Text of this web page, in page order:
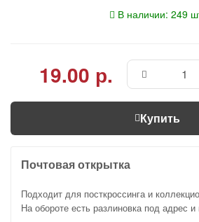
В наличии: 249
19.00 р.
Купить
Почтовая открытка
Подходит для посткроссинга и
На обороте есть разлиновка под адрес и